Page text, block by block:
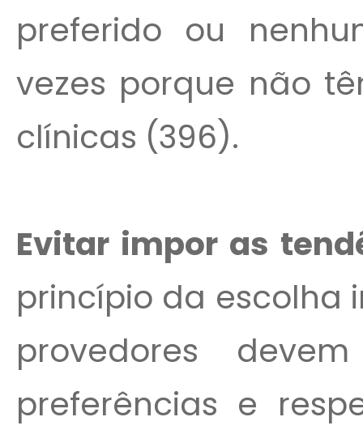
preferido ou
vezes porque não
clínicas (396).
Evitar impor as
princípio da escolha
provedores
preferências e